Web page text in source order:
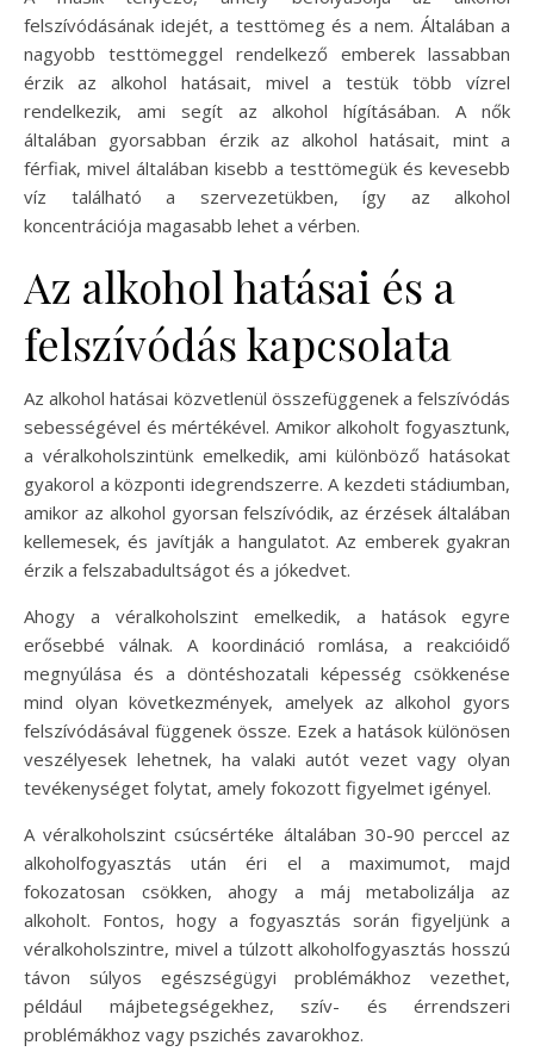
felszívódásának idejét, a testtömeg és a nem. Általában a
nagyobb testtömeggel rendelkező emberek lassabban
érzik az alkohol hatásait, mivel a testük több vízrel
rendelkezik, ami segít az alkohol hígításában. A nők
általában gyorsabban érzik az alkohol hatásait, mint a
férfiak, mivel általában kisebb a testtömegük és kevesebb
víz található a szervezetükben, így az alkohol
koncentrációja magasabb lehet a vérben.
Az alkohol hatásai és a
felszívódás kapcsolata
Az alkohol hatásai közvetlenül összefüggenek a felszívódás
sebességével és mértékével. Amikor alkoholt fogyasztunk,
a véralkoholszintünk emelkedik, ami különböző hatásokat
gyakorol a központi idegrendszerre. A kezdeti stádiumban,
amikor az alkohol gyorsan felszívódik, az érzések általában
kellemesek, és javítják a hangulatot. Az emberek gyakran
érzik a felszabadultságot és a jókedvet.
Ahogy a véralkoholszint emelkedik, a hatások egyre
erősebbé válnak. A koordináció romlása, a reakcióidő
megnyúlása és a döntéshozatali képesség csökkenése
mind olyan következmények, amelyek az alkohol gyors
felszívódásával függenek össze. Ezek a hatások különösen
veszélyesek lehetnek, ha valaki autót vezet vagy olyan
tevékenységet folytat, amely fokozott figyelmet igényel.
A véralkoholszint csúcsértéke általában 30-90 perccel az
alkoholfogyasztás után éri el a maximumot, majd
fokozatosan csökken, ahogy a máj metabolizálja az
alkoholt. Fontos, hogy a fogyasztás során figyeljünk a
véralkoholszintre, mivel a túlzott alkoholfogyasztás hosszú
távon súlyos egészségügyi problémákhoz vezethet,
például májbetegségekhez, szív- és érrendszeri
problémákhoz vagy pszichés zavarokhoz.